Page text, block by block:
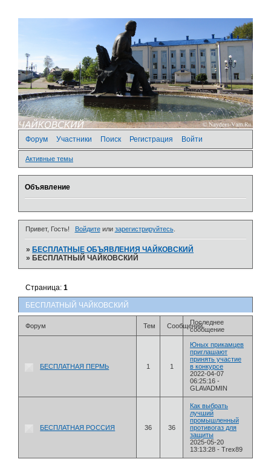
Форум Участники Поиск Регистрация Войти
Активные темы
Объявление
Привет, Гость! Войдитеили зарегистрируйтесь.
» БЕСПЛАТНЫЕ ОБЪЯВЛЕНИЯ ЧАЙКОВСКИЙ
» БЕСПЛАТНЫЙ ЧАЙКОВСКИЙ
БЕСПЛАТНЫЙ ЧАЙКОВСКИЙ
Страница:1
Форум Тем СообщенийПоследнее
сообщение
БЕСПЛАТНАЯ ПЕРМЬ 1 1
Юных прикамцев
приглашают
принять участие
в конкурсе
2022-04-07
06:25:16 -
GLAVADMIN
БЕСПЛАТНАЯ РОССИЯ 36 36
Как выбрать
лучший
промышленный
противогаз для
защиты
2025-05-20
13:13:28 - Trex89